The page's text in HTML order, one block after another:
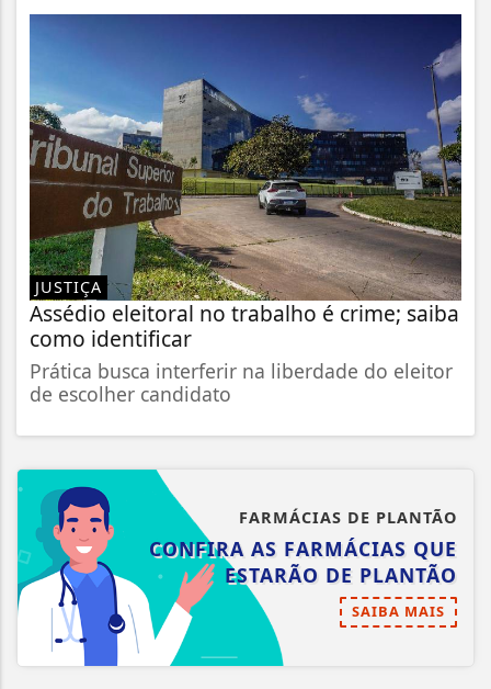
JUSTIÇA
Assédio eleitoral no trabalho é crime; saiba
como identificar
Prática busca interferir na liberdade do eleitor
de escolher candidato
FARMÁCIAS DE PLANTÃO
CONFIRA AS FARMÁCIAS QUE
ESTARÃO DE PLANTÃO
SAIBA MAIS